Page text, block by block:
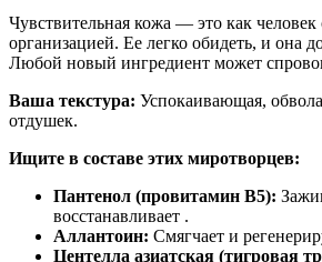
Чувствительная кожа — это как
организацией. Ее легко обидеть, и она
Любой новый ингредиент может
Ваша текстура: Успокаивающая,
отдушек.
Ищите в составе этих миротворцев:
Пантенол (провитамин В5):
восстанавливает .
Аллантоин: Смягчает и
Центелла азиатская (тигровая